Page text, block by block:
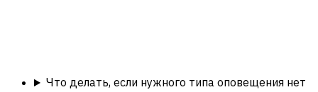
Что делать, если нужного типа оповещения нет